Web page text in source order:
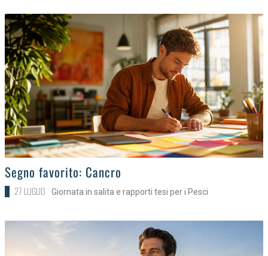
>
Segno favorito: Cancro
27 LUGLIO Giornata in salita e rapporti tesi per i Pesci